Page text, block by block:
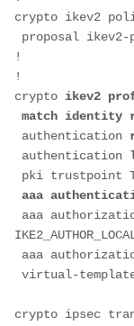
crypto ikev2
proposal ikev2-
!
!
crypto ikev2
match identity
authentication
authentication
pki trustpoint
aaa
aaa
aaa
virtual-
crypto ipsec